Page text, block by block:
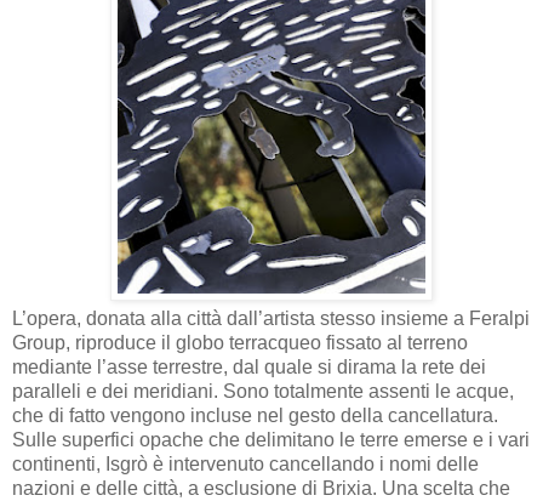
L’opera, donata alla città dall’artista stesso insieme a Feralpi
Group, riproduce il globo terracqueo fissato al terreno
mediante l’asse terrestre, dal quale si dirama la rete dei
paralleli e dei meridiani. Sono totalmente assenti le acque,
che di fatto vengono incluse nel gesto della cancellatura.
Sulle superfici opache che delimitano le terre emerse e i vari
continenti, Isgrò è intervenuto cancellando i nomi delle
nazioni e delle città, a esclusione di Brixia. Una scelta che